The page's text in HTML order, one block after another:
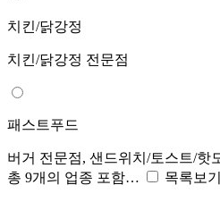
치킨/닭강정
치킨/닭강정 전문점
패스트푸드
버거 전문점, 샌드위치/토스트/핫
총 9개의 업종 포함…
목록보기